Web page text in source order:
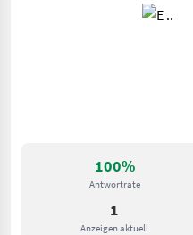
100%
Antwortrate
1
Anzeigen aktuell